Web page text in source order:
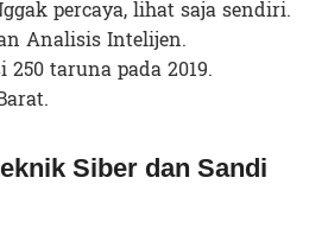
percaya, lihat saja sendiri.
Analisis Intelijen.
taruna pada 2019.
Siber dan Sandi